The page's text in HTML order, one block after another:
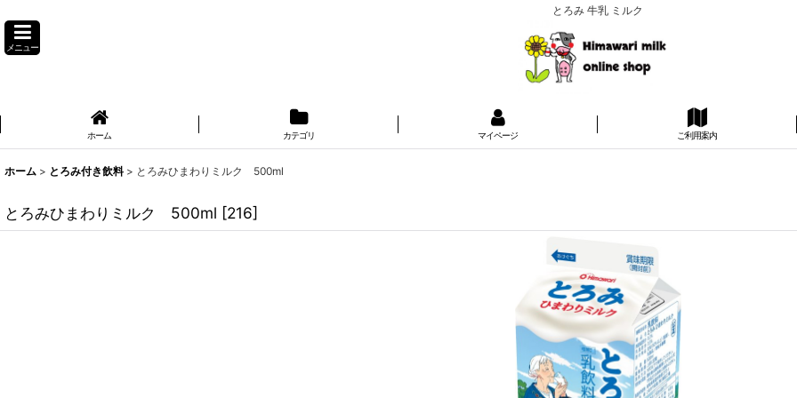
とろみ 牛乳 ミルク
メニュー
ホーム カテゴリ マイページ ご利用案内
ホーム > とろみ付き飲料 > とろみひまわりミルク 500ml
とろみひまわりミルク 500ml [216]